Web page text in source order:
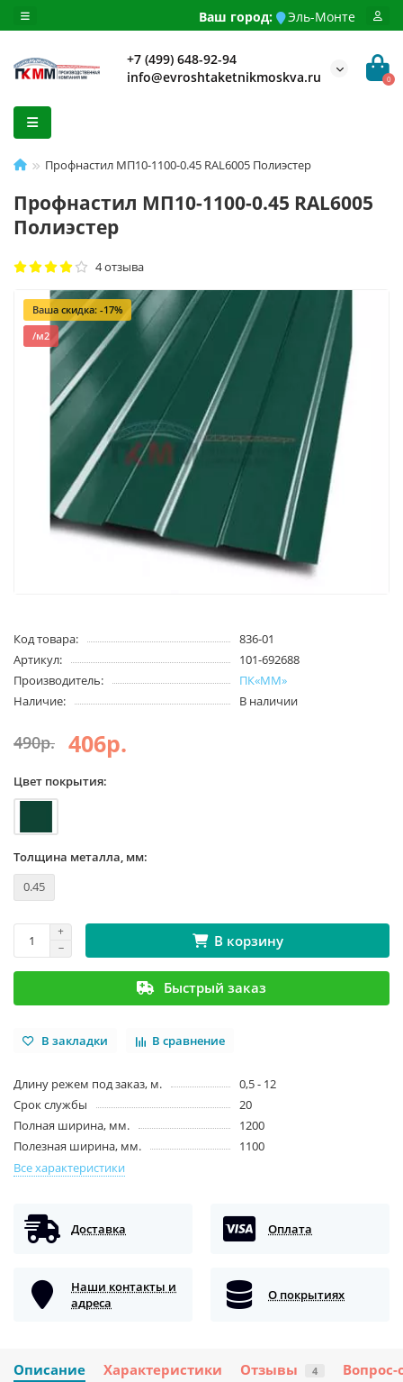
Ваш город: Эль-Монте
+7 (499) 648-92-94
info@evroshtaketnikmoskva.ru
0
Профнастил МП10-1100-0.45 RAL6005 Полиэстер
Профнастил МП10-1100-0.45 RAL6005
Полиэстер
4 отзыва
Ваша скидка: -17%
/м2
Код товара:
836-01
Артикул:
101-692688
Производитель:
ПК«ММ»
Наличие:
В наличии
490р. 406р.
Цвет покрытия:
Толщина металла, мм:
0.45
В корзину
Быстрый заказ
В закладки В сравнение
Длину режем под заказ, м.
0,5 - 12
Срок службы
20
Полная ширина, мм.
1200
Полезная ширина, мм.
1100
Все характеристики
Доставка Оплата
Наши контакты и
адреса
О покрытиях
Описание Характеристики Отзывы 4 Вопрос-